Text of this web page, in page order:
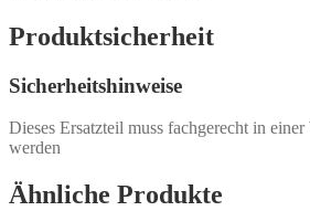
Produktsicherheit
Sicherheitshinweise
Dieses Ersatzteil muss fachgerecht in
werden
Ähnliche Produkte